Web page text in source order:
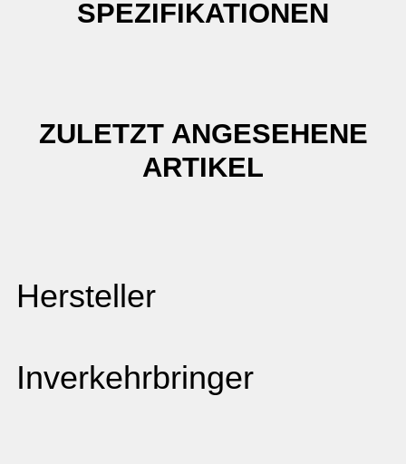
SPEZIFIKATIONEN
ZULETZT ANGESEHENE
ARTIKEL
Hersteller
Inverkehrbringer